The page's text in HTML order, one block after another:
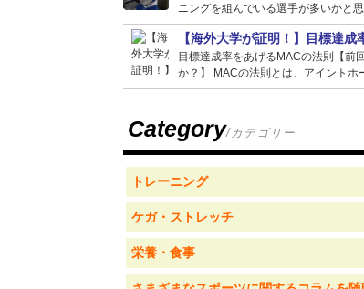
ニングを組んでいる選手が多いかと
【海外大学が証明！】目標達
目標達成率をあげるMACの法則【前
か？】 MACの法則とは、アイントホ
Category/カテゴリー
トレーニング
ケガ・ストレッチ
栄養・食事